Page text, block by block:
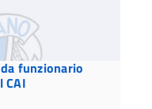
funzionario